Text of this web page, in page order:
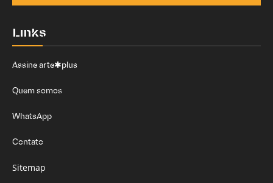
Links
Assine arte✱plus
Quem somos
WhatsApp
Contato
Sitemap